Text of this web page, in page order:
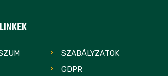
SZABÁLYZATOK
GDPR